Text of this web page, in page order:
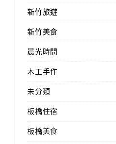
新竹旅遊
新竹美食
晨光時間
木工手作
未分類
板橋住宿
板橋美食